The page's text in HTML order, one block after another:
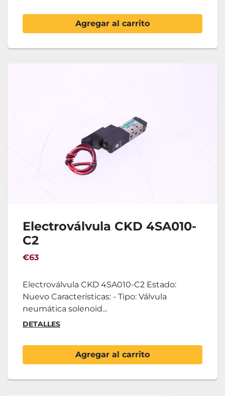
Agregar al carrito
Electroválvula CKD 4SA010-
C2
€63
Electroválvula CKD 4SA010-C2 Estado:
Nuevo Características: - Tipo: Válvula
neumática solenoid...
DETALLES
Agregar al carrito